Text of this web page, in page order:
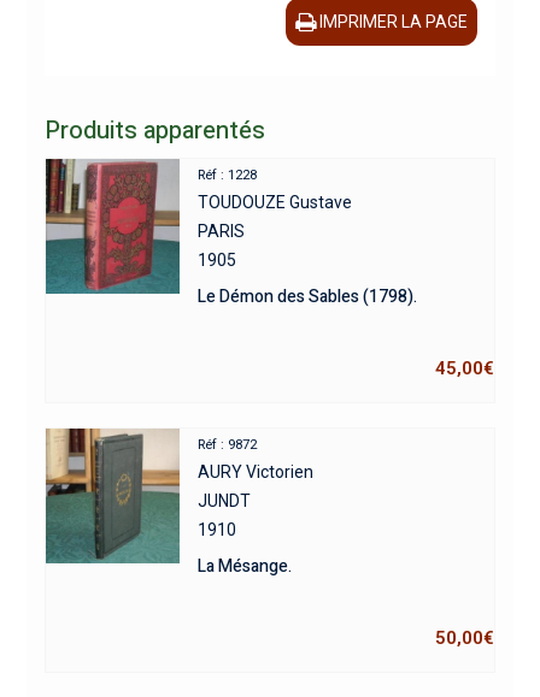
IMPRIMER LA PAGE
Produits apparentés
Réf : 1228
TOUDOUZE Gustave
PARIS
1905
Le Démon des Sables (1798).
45,00€
Réf : 9872
AURY Victorien
JUNDT
1910
La Mésange.
50,00€